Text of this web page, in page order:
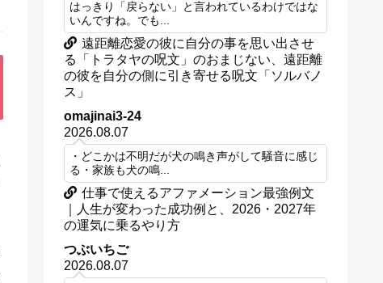
はっきり「戻らない」と言われているわけではな
いんですね。でも...
遠距離恋愛の彼に自分の事を思い出させ
る「トラタヤの呪文」のおまじない、遠距離
の彼を自分の側に引き寄せる呪文「ソルバノ
ス」
omajinai3-24
2026.08.07
・どこかは不明だが犬の鳴き声がして騒音に感じ
る・家族も犬の鳴...
仕事で使えるアファメーション最強例文
｜人生が変わった成功例と、2026・2027年
の運気に乗るやり方
つぶいちご
2026.08.07